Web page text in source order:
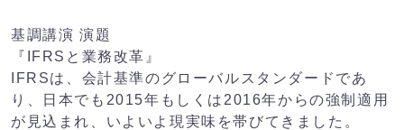
基調講演 演題
『IFRSと業務改革』
IFRSは、会計基準のグローバルスタンダードであ
り、日本でも2015年もしくは2016年からの強制適用
が見込まれ、いよいよ現実味を帯びてきました。